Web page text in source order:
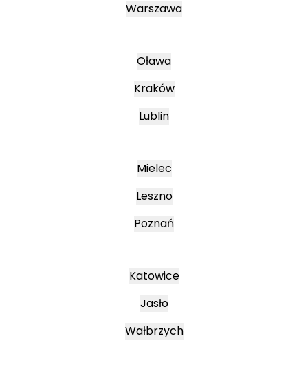
Warszawa
Oława
Kraków
Lublin
Mielec
Leszno
Poznań
Katowice
Jasło
Wałbrzych